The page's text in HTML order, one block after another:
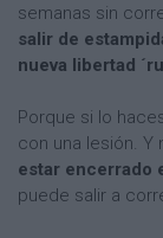
semanas sin
salir de
nueva libertad
Porque si lo
con una lesión.
estar encerrado
puede salir a